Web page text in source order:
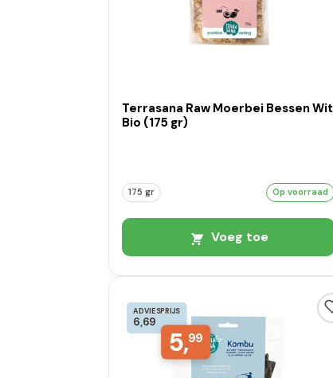
Terrasana Raw Moerbei Bessen Wit
Bio (175 gr)
175 gr Op voorraad
Voeg toe
ADVIESPRIJS
6,69
5,99